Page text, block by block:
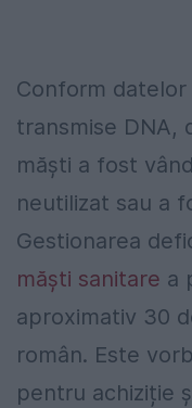
Conform datelor
transmise DNA,
măști a fost
neutilizat sau a
Gestionarea
măști sanitare a
aproximativ 30
român. Este
pentru achiziție